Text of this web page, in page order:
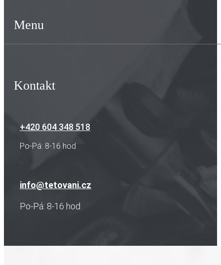
Menu
Kontakt
+420 604 348 518
Po-Pá: 8-16 hod
info@tetovani.cz
Po-Pá: 8-16 hod